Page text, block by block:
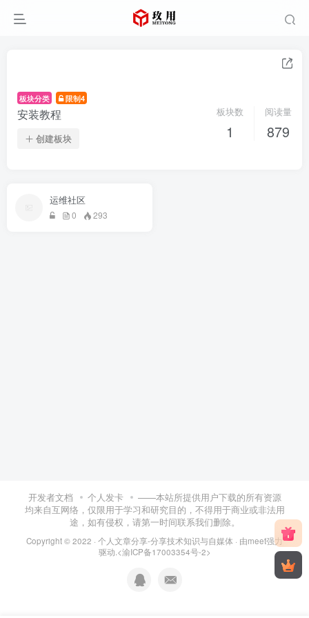
板块分类 限制4
安装教程
创建板块
板块数
1
阅读量
879
运维社区
0 293
开发者文档 个人发卡
——本站所提供用户下载的所有资源
均来自互网络，仅限用于学习和研究目的，不得用于商业或非法用
途，如有侵权，请第一时间联系我们删除。
Copyright © 2022 · 个人文章分享-分享技术知识与自媒体 · 由meet强力
驱动. <渝ICP备17003354号-2>